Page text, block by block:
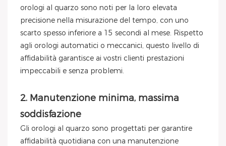
orologi al quarzo sono noti per la loro elevata
precisione nella misurazione del tempo, con uno
scarto spesso inferiore a 15 secondi al mese. Rispetto
agli orologi automatici o meccanici, questo livello di
affidabilità garantisce ai vostri clienti prestazioni
impeccabili e senza problemi.
2. Manutenzione minima, massima
soddisfazione
Gli orologi al quarzo sono progettati per garantire
affidabilità quotidiana con una manutenzione